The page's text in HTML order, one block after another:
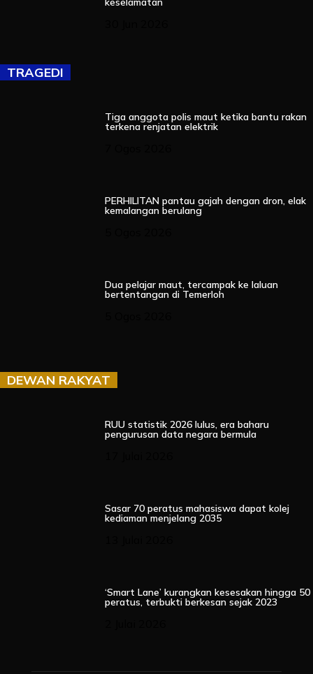
TRAGEDI
Tiga anggota polis maut ketika bantu rakan
terkena renjatan elektrik
PERHILITAN pantau gajah dengan dron, elak
kemalangan berulang
Dua pelajar maut, tercampak ke laluan
bertentangan di Temerloh
DEWAN RAKYAT
RUU statistik 2026 lulus, era baharu
pengurusan data negara bermula
Sasar 70 peratus mahasiswa dapat kolej
kediaman menjelang 2035
‘Smart Lane’ kurangkan kesesakan hingga 50
peratus, terbukti berkesan sejak 2023